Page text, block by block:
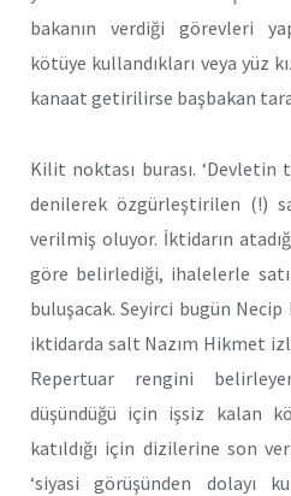
bakanın verdiği görevleri
kötüye kullandıkları veya yüz
kanaat getirilirse başbakan
Kilit noktası burası. ‘Devletin
denilerek özgürleştirilen (!)
verilmiş oluyor. İktidarın
göre belirlediği, ihalelerle
buluşacak. Seyirci bugün
iktidarda salt Nazım Hikmet
Repertuar rengini
düşündüğü için işsiz kalan
katıldığı için dizilerine son
‘siyasi görüşünden dolayı